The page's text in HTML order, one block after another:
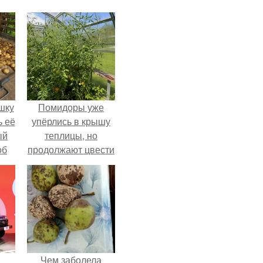
её
с
Помидоры уже
упёрлись в крышу
теплицы, но
продолжают цвести
как сумасшедшие?
Чем заболела